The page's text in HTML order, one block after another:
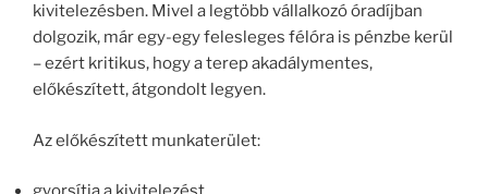
kivitelezésben. Mivel a legtöbb vállalkozó óradíjban
dolgozik, már egy-egy felesleges félóra is pénzbe kerül
– ezért kritikus, hogy a terep akadálymentes,
előkészített, átgondolt legyen.
Az előkészített munkaterület: